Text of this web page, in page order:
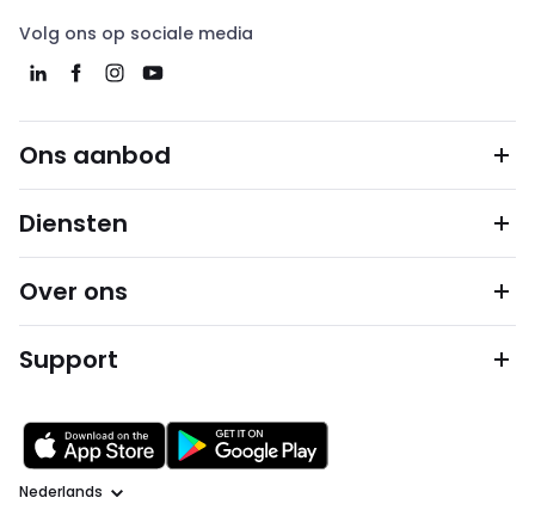
Volg ons op sociale media
Ons aanbod
Diensten
Over ons
Support
Taal